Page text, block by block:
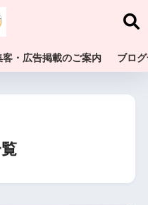
・広告掲載のご案内 ブロ